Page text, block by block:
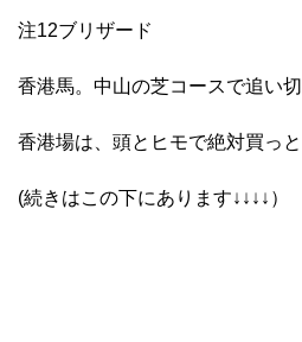
注12ブリザード
香港馬。中山の芝コースで追い
香港場は、頭とヒモで絶対買っと
(続きはこの下にあります↓↓↓↓）